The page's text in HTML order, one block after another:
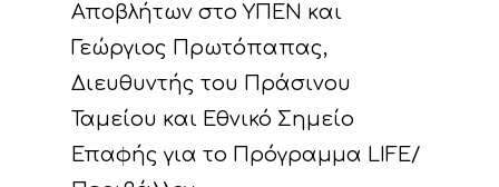
Αποβλήτων στο ΥΠΕΝ και
Γεώργιος Πρωτόπαπας,
Διευθυντής του Πράσινου
Ταμείου και Εθνικό Σημείο
Επαφής για το Πρόγραμμα LIFE/